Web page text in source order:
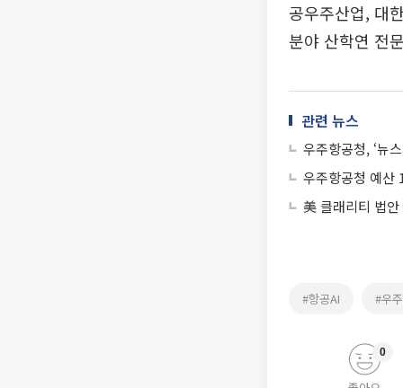
공우주산업, 대
분야 산학연 전
관련 뉴스
우주항공청, ‘뉴
우주항공청 예산
美 클래리티 법
#항공AI #우
0